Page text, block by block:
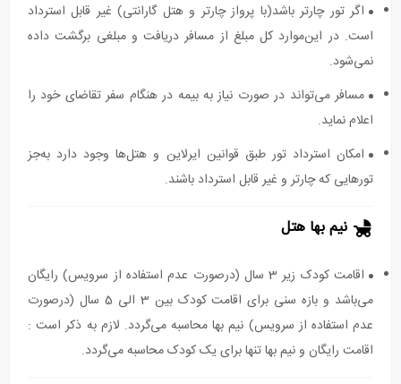
اگر تور چارتر باشد(با پرواز چارتر و هتل گارانتی) غیر قابل استرداد
است. در این‌موارد کل مبلغ از مسافر دریافت و مبلغی برگشت داده
نمی‌شود.
مسافر می‌تواند در صورت نیاز به بیمه در هنگام سفر تقاضای خود را
اعلام نماید.
امکان استرداد تور طبق قوانین ایرلاین و هتل‌ها وجود دارد به‌جز
تورهایی که چارتر و غیر قابل استرداد باشند.
نیم بها هتل
اقامت کودک زیر 3 سال (درصورت عدم استفاده از سرویس) رایگان
می‌باشد و بازه سنی برای اقامت کودک بین 3 الی 5 سال (درصورت
عدم استفاده از سرویس) نیم بها محاسبه می‌گردد. لازم به ذکر است :
اقامت رایگان و نیم بها تنها برای یک کودک محاسبه می‌گردد.